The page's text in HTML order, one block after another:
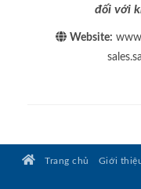
đối với
Website:
Trang chủ Giới